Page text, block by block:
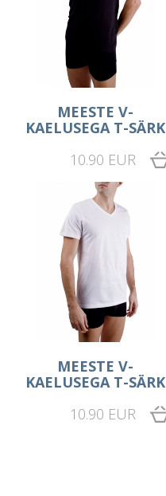
MEESTE V-
KAELUSEGA T-SÄRK
10.90 EUR
MEESTE V-
KAELUSEGA T-SÄRK
10.90 EUR